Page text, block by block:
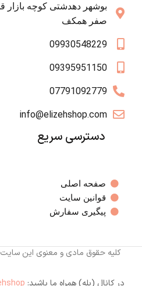
صفر همکف
09930548229
09395951150
07791092779
info@elizehshop.com
دسترسی سریع
صفحه اصلی
قوانین سایت
پیگیری سفارش
کلیه حقوق مادی و معنوی این سایت
در کانال (بله) همراه ما باشید: